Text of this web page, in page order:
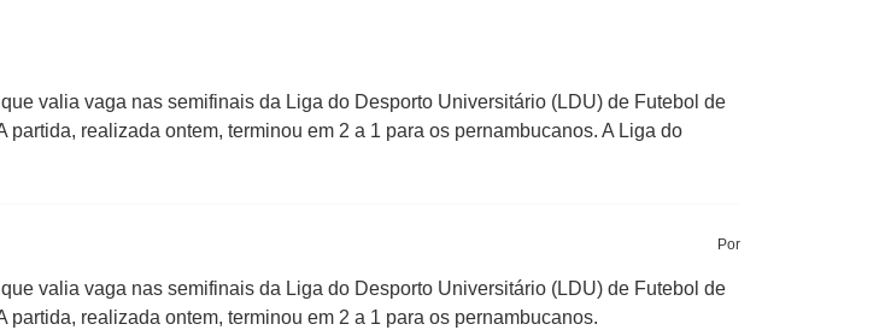
valia vaga nas semifinais da Liga do Desporto Universitário (LDU) de Futebol de
realizada ontem, terminou em 2 a 1 para os pernambucanos. A Liga do
Por
valia vaga nas semifinais da Liga do Desporto Universitário (LDU) de Futebol de
realizada ontem, terminou em 2 a 1 para os pernambucanos.